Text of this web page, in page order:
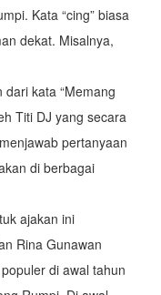
Kata “cing” biasa
dekat. Misalnya,
kata “Memang
Titi DJ yang secara
pertanyaan
di berbagai
ajakan ini
Rina Gunawan
di awal tahun